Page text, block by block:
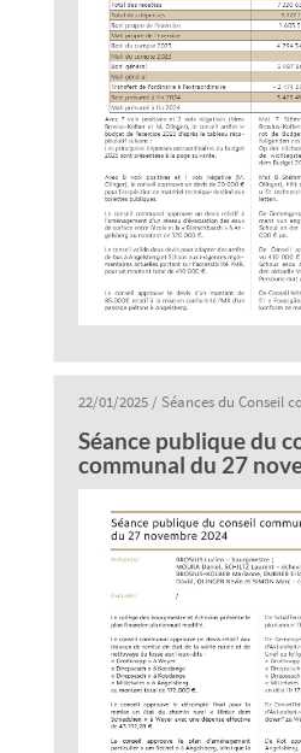
22/01/2025/ Séances du Conseil
Séance publique du
communal du 27